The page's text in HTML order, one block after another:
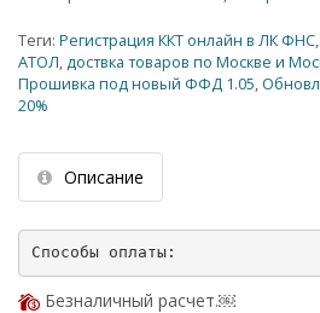
Теги: Регистрация ККТ онлайн в ЛК ФНС,
АТОЛ,доствка товаров по Москве и
Прошивка под новый ФФД 1.05,
20%
Описание
Безналичный расчет.￼